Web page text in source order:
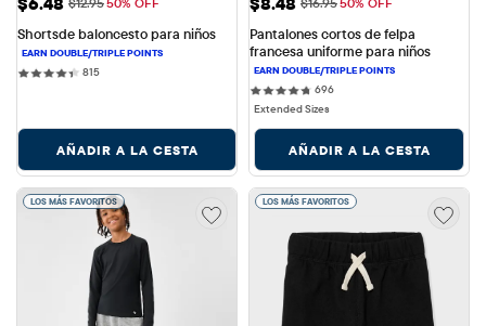
Shortsde baloncesto para niños
815815 reviews
AÑADIR A LA CESTA
Pantalones cortos de felpa
francesa uniforme para niños
696696 reviews
Extended Sizes
AÑADIR A LA CESTA
LOS MÁS FAVORITOS LOS MÁS FAVORITOS